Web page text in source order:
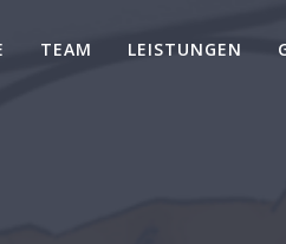
TEAM LEISTUNGEN